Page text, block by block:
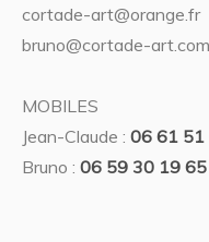
cortade-art@orange.fr
bruno@cortade-art.com
MOBILES
Jean-Claude :06 61 51
Bruno :06 59 30 19 65